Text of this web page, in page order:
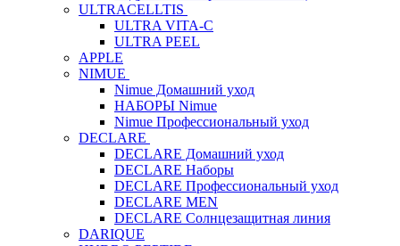
ULTRACELLTIS
ULTRA VITA-C
ULTRA PEEL
APPLE
NIMUE
Nimue Домашний уход
НАБОРЫ Nimue
Nimue Профессиональный уход
DECLARE
DECLARE Домашний уход
DECLARE Наборы
DECLARE Профессиональный уход
DECLARE MEN
DECLARE Солнцезащитная линия
DARIQUE